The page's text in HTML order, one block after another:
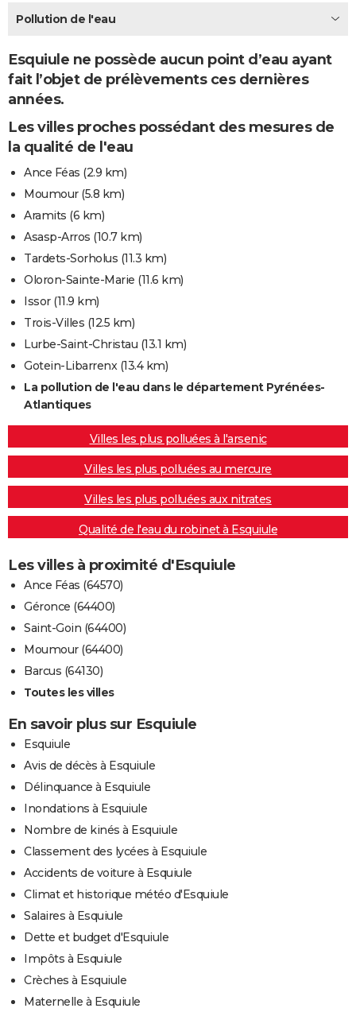
Destinations
City break
Voyage nature
Voyage de noces
Forum
Climat
+PHOTO
GUIDES D'ACHAT
BONS PLANS
Carte de Noël
Carte Bonne année
Carte Saint-Valentin
Carte Pâques
Carte d'anniversaire
DICTIONNAIRE
Dictionnaire
Biographies
Citations
Expressions
Proverbes
PROGRAMME TV
COPAINS D'AVANT
S'inscrire
Se connecter
Lycées
Collèges
Primaires
Universités
Entreprises
Service militaire
Avis de recherche
AVIS DE DÉCÈS
FORUM
Bricolage
Lifestyle
Culture
Sport
Auto
Television
Voyage
Cinema
Pollution de l'eau
Esquiule ne possède aucun point d’eau ayant
fait l’objet de prélèvements ces dernières
années.
Les villes proches possédant des mesures de
la qualité de l'eau
Ance Féas (2.9 km)
Moumour(5.8 km)
Aramits (6 km)
Asasp-Arros (10.7 km)
Tardets-Sorholus (11.3 km)
Oloron-Sainte-Marie (11.6 km)
Issor(11.9 km)
Trois-Villes (12.5 km)
Lurbe-Saint-Christau (13.1 km)
Gotein-Libarrenx(13.4 km)
La pollution de l'eau dans le département Pyrénées-
Atlantiques
Villes les plus polluées à l'arsenic
Villes les plus polluées au mercure
Villes les plus polluées aux nitrates
Qualité de l'eau du robinet à Esquiule
Les villes à proximité d'Esquiule
Ance Féas (64570)
Géronce (64400)
Saint-Goin (64400)
Moumour (64400)
Barcus (64130)
Toutes les villes
En savoir plus sur Esquiule
Esquiule
Avis de décès à Esquiule
Délinquance à Esquiule
Inondations à Esquiule
Nombre de kinés à Esquiule
Classement des lycées à Esquiule
Accidents de voiture à Esquiule
Climat et historique météo d'Esquiule
Salaires à Esquiule
Dette et budget d'Esquiule
Impôts à Esquiule
Crèches à Esquiule
Maternelle à Esquiule